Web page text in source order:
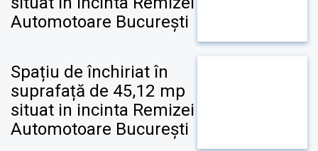
Automotoare București
Spațiu de închiriat în
suprafață de 45,12 mp
situat in incinta Remizei
Automotoare București